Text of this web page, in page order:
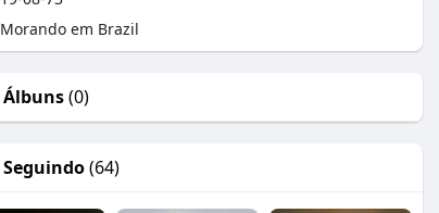
Morando em Brazil
Álbuns(0)
Seguindo(64)